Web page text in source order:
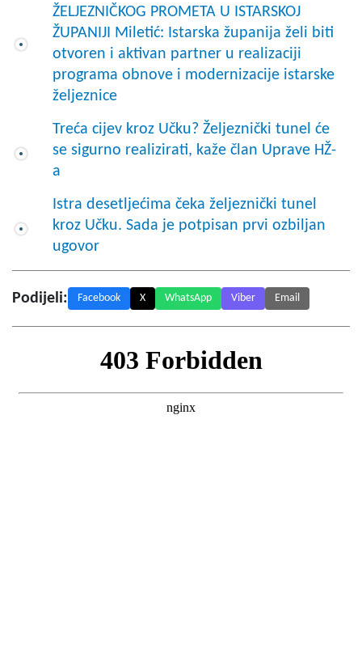
ŽELJEZNIČKOG PROMETA U ISTARSKOJ
ŽUPANIJI Miletić: Istarska županija želi biti
otvoren i aktivan partner u realizaciji
programa obnove i modernizacije istarske
željeznice
Treća cijev kroz Učku? Željeznički tunel će
se sigurno realizirati, kaže član Uprave HŽ-
a
Istra desetljećima čeka željeznički tunel
kroz Učku. Sada je potpisan prvi ozbiljan
ugovor
Podijeli: Facebook X WhatsApp Viber Email